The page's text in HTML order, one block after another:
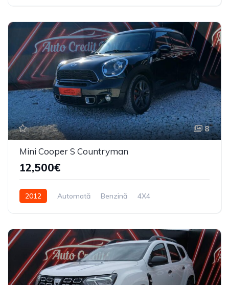
8
Mini Cooper S Countryman
12,500€
2012 Automată Benzină 4X4